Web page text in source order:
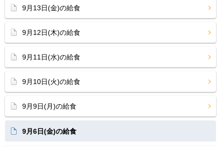
9月13日(金)の給食
9月12日(木)の給食
9月11日(水)の給食
9月10日(火)の給食
9月9日(月)の給食
9月6日(金)の給食